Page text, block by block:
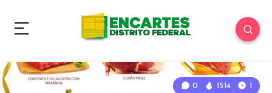
0 1514 1